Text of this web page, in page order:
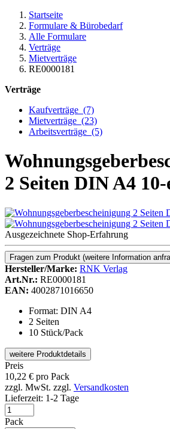
Startseite
Formulare & Bürobedarf
Alle Formulare
Verträge
Mietverträge
RE0000181
Verträge
Kaufverträge (7)
Mietverträge (23)
Arbeitsverträge (5)
2 Seiten DIN A4
Ausgezeichnete Shop-Erfahrung
Fragen zum Produkt (weitere Information
Hersteller/Marke: RNK Verlag
Art.Nr.: RE0000181
EAN: 4002871016650
Format: DIN A4
2 Seiten
10 Stück/Pack
weitere Produktdetails
Preis
10,22 € pro Pack
zzgl. MwSt. zzgl. Versandkosten
Lieferzeit: 1-2 Tage
Pack